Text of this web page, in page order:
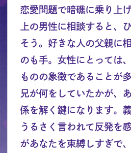
恋愛問題で暗礁に乗り上
上の男性に相談すると、
そう。好きな人の父親に
のも手。女性にとっては
ものの象徴であることが
兄が何をしていたかが、
係を解く鍵になります。
うるさく言われて反発を
があなたを束縛しすぎで